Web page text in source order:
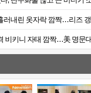
러내린 옷자락 깜짝…리즈
비키니 자태 깜짝…美 명문